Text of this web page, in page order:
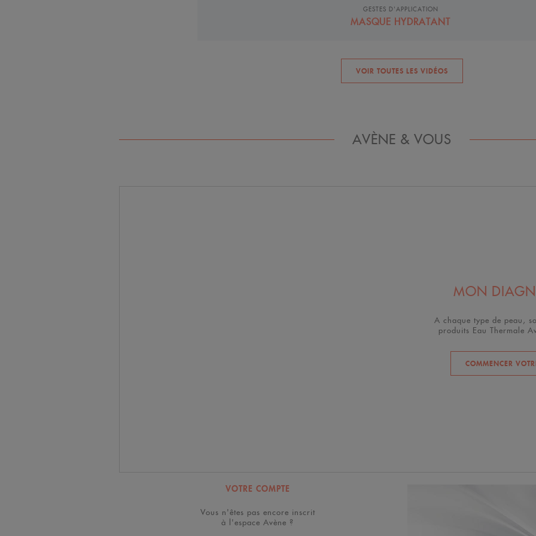
GESTES D'APPLICATION
MASQUE HYDRATANT
VOIR TOUTES LES VIDÉOS
AVÈNE & VOUS
MON
A chaque type de peau,
produits Eau Thermale
COMMENCER
VOTRE COMPTE
Vous n'êtes pas encore inscrit
à l'espace Avène ?